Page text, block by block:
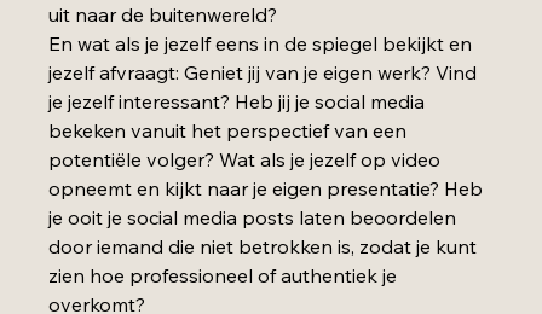
uit naar de buitenwereld?
En wat als je jezelf eens in de spiegel bekijkt en
jezelf afvraagt: Geniet jij van je eigen werk? Vind
je jezelf interessant? Heb jij je social media
bekeken vanuit het perspectief van een
potentiële volger? Wat als je jezelf op video
opneemt en kijkt naar je eigen presentatie? Heb
je ooit je social media posts laten beoordelen
door iemand die niet betrokken is, zodat je kunt
zien hoe professioneel of authentiek je
overkomt?